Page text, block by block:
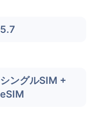
5.7
シングルSIM +
eSIM